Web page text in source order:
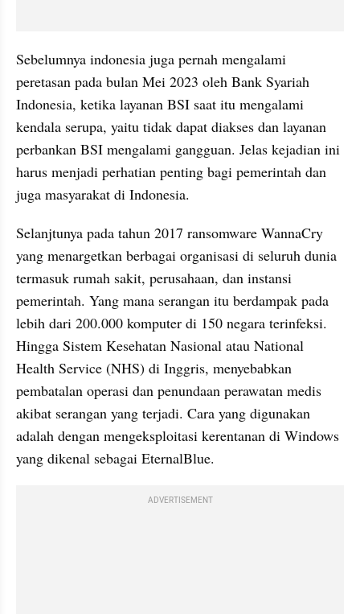
Sebelumnya indonesia juga pernah mengalami
peretasan pada bulan Mei 2023 oleh Bank Syariah
Indonesia, ketika layanan BSI saat itu mengalami
kendala serupa, yaitu tidak dapat diakses dan layanan
perbankan BSI mengalami gangguan. Jelas kejadian ini
harus menjadi perhatian penting bagi pemerintah dan
juga masyarakat di Indonesia.
Selanjtunya pada tahun 2017 ransomware WannaCry
yang menargetkan berbagai organisasi di seluruh dunia
termasuk rumah sakit, perusahaan, dan instansi
pemerintah. Yang mana serangan itu berdampak pada
lebih dari 200.000 komputer di 150 negara terinfeksi.
Hingga Sistem Kesehatan Nasional atau National
Health Service (NHS) di Inggris, menyebabkan
pembatalan operasi dan penundaan perawatan medis
akibat serangan yang terjadi. Cara yang digunakan
adalah dengan mengeksploitasi kerentanan di Windows
yang dikenal sebagai EternalBlue.
ADVERTISEMENT